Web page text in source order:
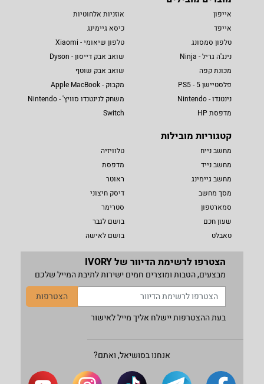
אייפון
אייפד
טלפון סמסונג
נינג'ה גריל - Ninja
מכונת קפה
פלסטיישן 5 - PS5
נינטנדו - Nintendo
מדפסת HP
אוזניות אלחוטיות
כיסא גיימינג
טלפון שיאומי - Xiaomi
שואב אבק דייסון - Dyson
שואב אבק שוטף
מקבוק - Apple MacBook
משחק לנינטנדו סוויץ' - Nintendo
Switch
קטגוריות מובילות
מחשב נייח
מחשב נייד
מחשב גיימינג
מסך מחשב
סמארטפון
שעון חכם
טאבלט
טלוויזיה
מדפסת
ראוטר
דיסק חיצוני
סטרימר
בושם לגבר
בושם לאישה
הצטרפו לרשימת הדיוור של IVORY
מבצעים, הטבות ומוצרים חמים ישירות לתיבת המייל שלכם
הצטרפות
בעת ההצטרפות יישלח אליך מייל לאישור
אנחנו בסושיאל, ואתם?